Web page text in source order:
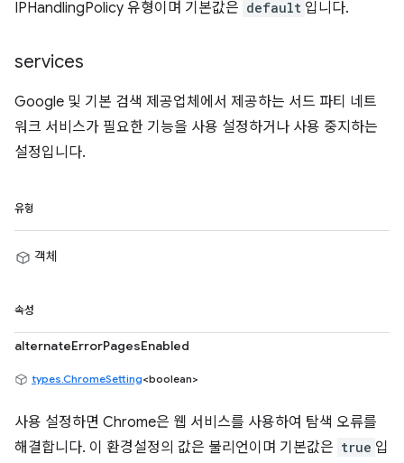
IPHandlingPolicy 유형이며 기본값은 default 입니다.
services
Google 및 기본 검색 제공업체에서 제공하는 서드 파티 네트
워크 서비스가 필요한 기능을 사용 설정하거나 사용 중지하는
설정입니다.
유형
객체
속성
alternateErrorPagesEnabled
types.ChromeSetting<boolean>
사용 설정하면 Chrome은 웹 서비스를 사용하여 탐색 오류를
해결합니다. 이 환경설정의 값은 불리언이며 기본값은 true 입